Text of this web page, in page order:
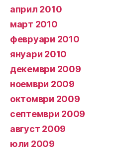
април 2010
март 2010
февруари 2010
януари 2010
декември 2009
ноември 2009
октомври 2009
септември 2009
август 2009
юли 2009